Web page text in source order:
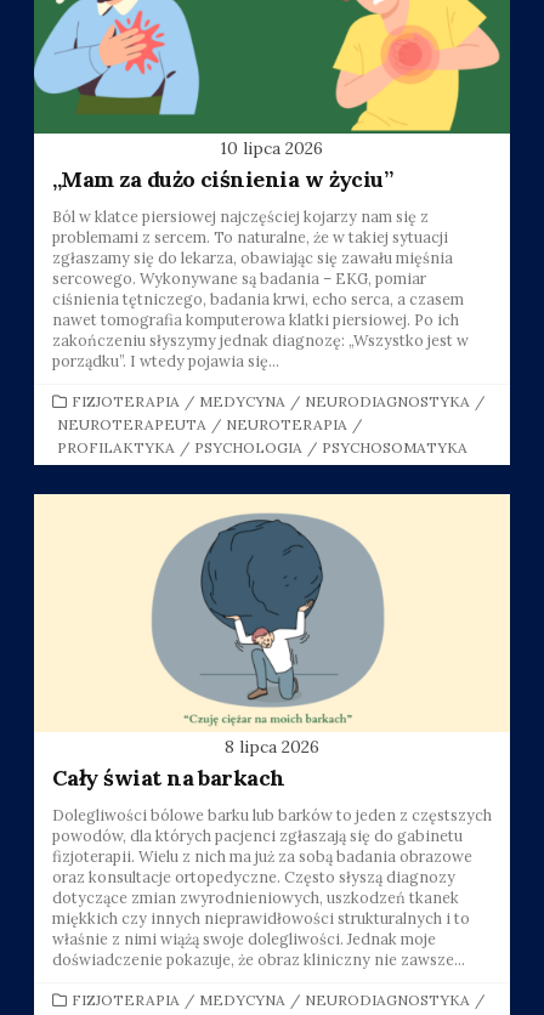
10 lipca 2026
„Mam za dużo ciśnienia w życiu”
Ból w klatce piersiowej najczęściej kojarzy nam się z
problemami z sercem. To naturalne, że w takiej sytuacji
zgłaszamy się do lekarza, obawiając się zawału mięśnia
sercowego. Wykonywane są badania – EKG, pomiar
ciśnienia tętniczego, badania krwi, echo serca, a czasem
nawet tomografia komputerowa klatki piersiowej. Po ich
zakończeniu słyszymy jednak diagnozę: „Wszystko jest w
porządku”. I wtedy pojawia się...
CATEGORIES
FIZJOTERAPIA / MEDYCYNA / NEURODIAGNOSTYKA /
NEUROTERAPEUTA / NEUROTERAPIA /
PROFILAKTYKA / PSYCHOLOGIA / PSYCHOSOMATYKA
8 lipca 2026
Cały świat na barkach
Dolegliwości bólowe barku lub barków to jeden z częstszych
powodów, dla których pacjenci zgłaszają się do gabinetu
fizjoterapii. Wielu z nich ma już za sobą badania obrazowe
oraz konsultacje ortopedyczne. Często słyszą diagnozy
dotyczące zmian zwyrodnieniowych, uszkodzeń tkanek
miękkich czy innych nieprawidłowości strukturalnych i to
właśnie z nimi wiążą swoje dolegliwości. Jednak moje
doświadczenie pokazuje, że obraz kliniczny nie zawsze...
CATEGORIES
FIZJOTERAPIA / MEDYCYNA / NEURODIAGNOSTYKA /